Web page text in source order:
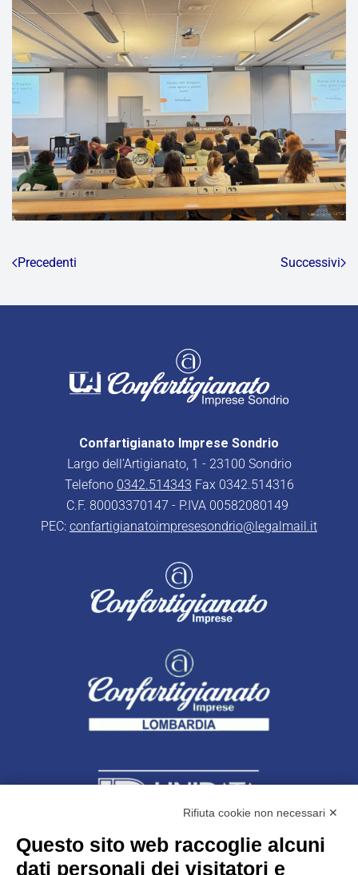
Precedenti Successivi
Confartigianato Imprese Sondrio
Largo dell’Artigianato, 1 - 23100 Sondrio
Telefono 0342.514343 Fax 0342.514316
C.F. 80003370147 - P.IVA 00582080149
PEC: confartigianatoimpresesondrio@legalmail.it
Unidata s.r.lcon unico socio
Rifiuta cookie non necessari ✕
Questo sito web raccoglie alcuni
dati personali dei visitatori e